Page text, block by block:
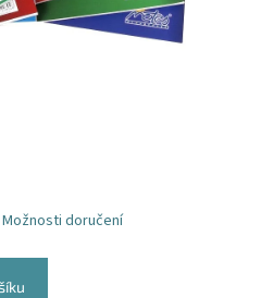
Možnosti doručení